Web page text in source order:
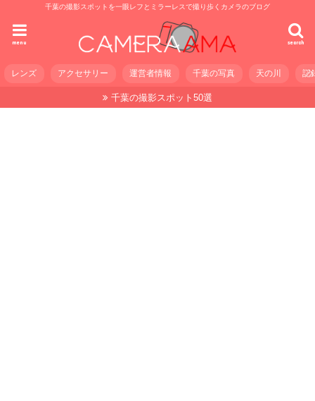
千葉の撮影スポットを一眼レフとミラーレスで撮り歩くカメラのブログ
search
menu
レンズ アクセサリー 運営者情報 千葉の写真 天の川 記
千葉の撮影スポット50選